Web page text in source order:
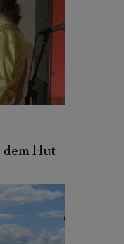
dem Hut